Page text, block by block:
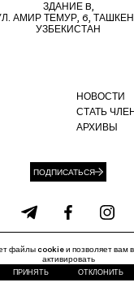
ЗДАНИЕ B,
АМИР ТЕМУР, 6,
УЗБЕКИСТАН
НОВОСТИ
СТАТЬ
АРХИВЫ
ПОДПИСАТЬСЯ
cookie Политика
+99871 207 40
файлы cookie и позволяет вам
активировать
ПРИНЯТЬ ОТКЛОНИТЬ